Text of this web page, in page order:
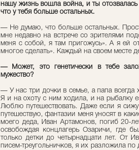
нашу жизнь вошла война, и ты
что у тебя больше остальных.
— Не думаю, что больше остальных.
мне недавно на встрече со зрителями
меня с собой, я там пригожусь». А я ей
многое сделать». Каждый на своем месте
— Может, это генетически в тебе
мужество?
— У нас три дочки в семье, а папа всегда
Я и на охоту с ним ходила, и на рыбалку
Люблю путешествовать. Даже если я
путешествую, фантазии меня уносят в
моего деда, Иван Артамонов, погиб 20-
освобождая концлагерь Озаричи, где
только детки до четырнадцати лет. От
писем-треугольничков, я их разложила